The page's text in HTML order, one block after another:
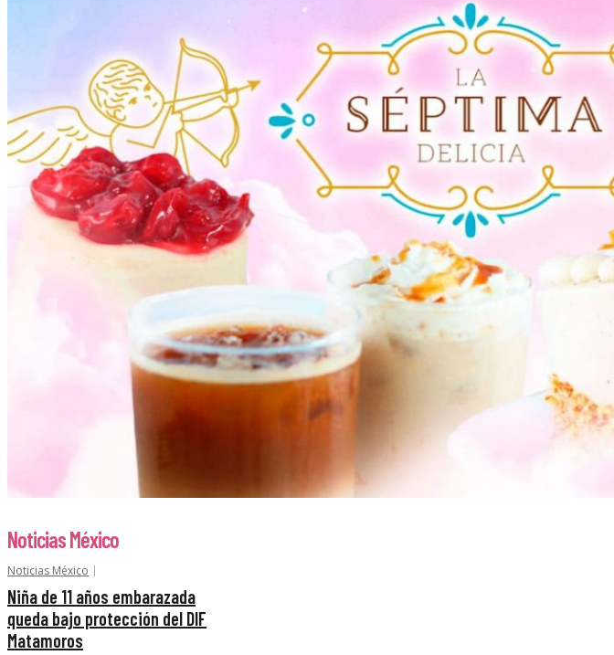
Noticias México
Noticias México
Niña de 11 años embarazada
queda bajo protección del DIF
Matamoros